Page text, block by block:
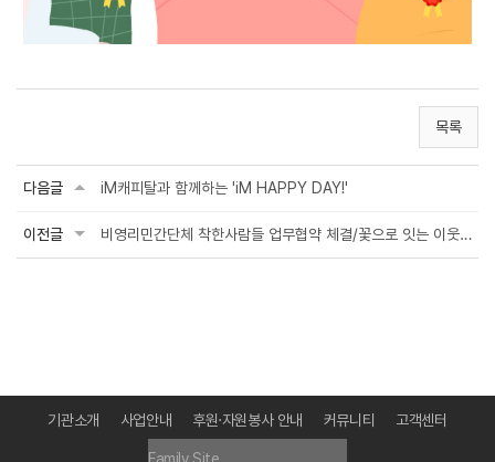
목록
다음글 iM캐피탈과 함께하는 'iM HAPPY DAY!'
이전글 비영리민간단체 착한사람들 업무협약 체결/꽃으로 잇는 이웃, 희망의 꽃심기(5월)
기관소개 사업안내 후원·자원봉사 안내 커뮤니티 고객센터